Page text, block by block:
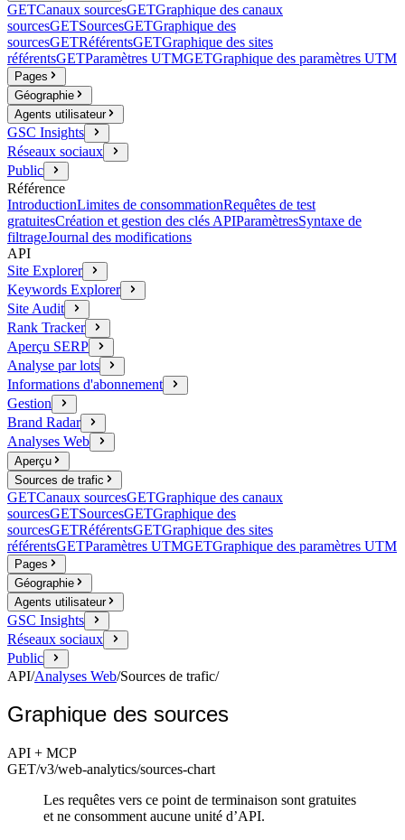
GETCanaux sourcesGETGraphique des canaux
sourcesGETSourcesGETGraphique des
sourcesGETRéférentsGETGraphique des sites
référentsGETParamètres UTMGETGraphique des paramètres UTM
Pages
Géographie
Agents utilisateur
GSC Insights
Réseaux sociaux
Public
Référence
IntroductionLimites de consommationRequêtes de test
gratuitesCréation et gestion des clés APIParamètresSyntaxe de
filtrageJournal des modifications
API
Site Explorer
Keywords Explorer
Site Audit
Rank Tracker
Aperçu SERP
Analyse par lots
Informations d'abonnement
Gestion
Brand Radar
Analyses Web
Aperçu
Sources de trafic
GETCanaux sourcesGETGraphique des canaux
sourcesGETSourcesGETGraphique des
sourcesGETRéférentsGETGraphique des sites
référentsGETParamètres UTMGETGraphique des paramètres UTM
Pages
Géographie
Agents utilisateur
GSC Insights
Réseaux sociaux
Public
API/Analyses Web/Sources de trafic/
Graphique des sources
API + MCP
GET/v3/web-analytics/sources-chart
Les requêtes vers ce point de terminaison sont gratuites
et ne consomment aucune unité d’API.